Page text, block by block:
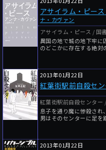
アサイラム・ピース
ナ・カヴァン
アサイラム・ピース / 国
異国の地で城の地下牢に
のどこかに存在する絶対
2013年01月22日
紅葉街駅前自殺セ
紅葉街駅前自殺センター
息子を通り魔に惨殺され
男はそのセンターに足を
2013年01月22日